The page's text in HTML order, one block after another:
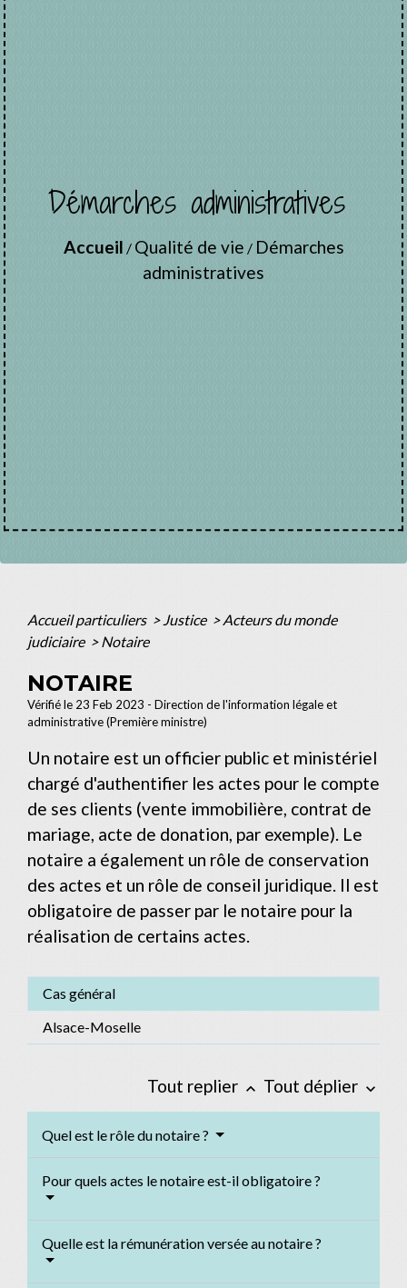
Démarches administratives
Accueil / Qualité de vie / Démarches
administratives
Accueil particuliers > Justice > Acteurs du monde
judiciaire > Notaire
NOTAIRE
Vérifié le 23 Feb 2023 - Direction de l'information légale et
administrative (Première ministre)
Un notaire est un officier public et ministériel
chargé d'authentifier les actes pour le compte
de ses clients (vente immobilière, contrat de
mariage, acte de donation, par exemple). Le
notaire a également un rôle de conservation
des actes et un rôle de conseil juridique. Il est
obligatoire de passer par le notaire pour la
réalisation de certains actes.
Cas général
Alsace-Moselle
Tout replier keyboard_arrow_up Tout déplier keyboard_arrow_down
Quel est le rôle du notaire ?
Pour quels actes le notaire est-il obligatoire ?
Quelle est la rémunération versée au notaire ?